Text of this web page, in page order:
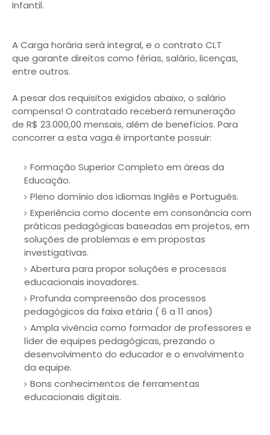
Infantil.
A Carga horária será integral, e o contrato CLT
que garante direitos como férias, salário, licenças,
entre outros.
A pesar dos requisitos exigidos abaixo, o salário
compensa! O contratado receberá remuneração
de R$ 23.000,00 mensais, além de benefícios. Para
concorrer a esta vaga é importante possuir:
Formação Superior Completo em áreas da
Educação.
Pleno domínio dos idiomas Inglês e Português.
Experiência como docente em consonância com
práticas pedagógicas baseadas em projetos, em
soluções de problemas e em propostas
investigativas.
Abertura para propor soluções e processos
educacionais inovadores.
Profunda compreensão dos processos
pedagógicos da faixa etária ( 6 a 11 anos)
Ampla vivência como formador de professores e
líder de equipes pedagógicas, prezando o
desenvolvimento do educador e o envolvimento
da equipe.
Bons conhecimentos de ferramentas
educacionais digitais.